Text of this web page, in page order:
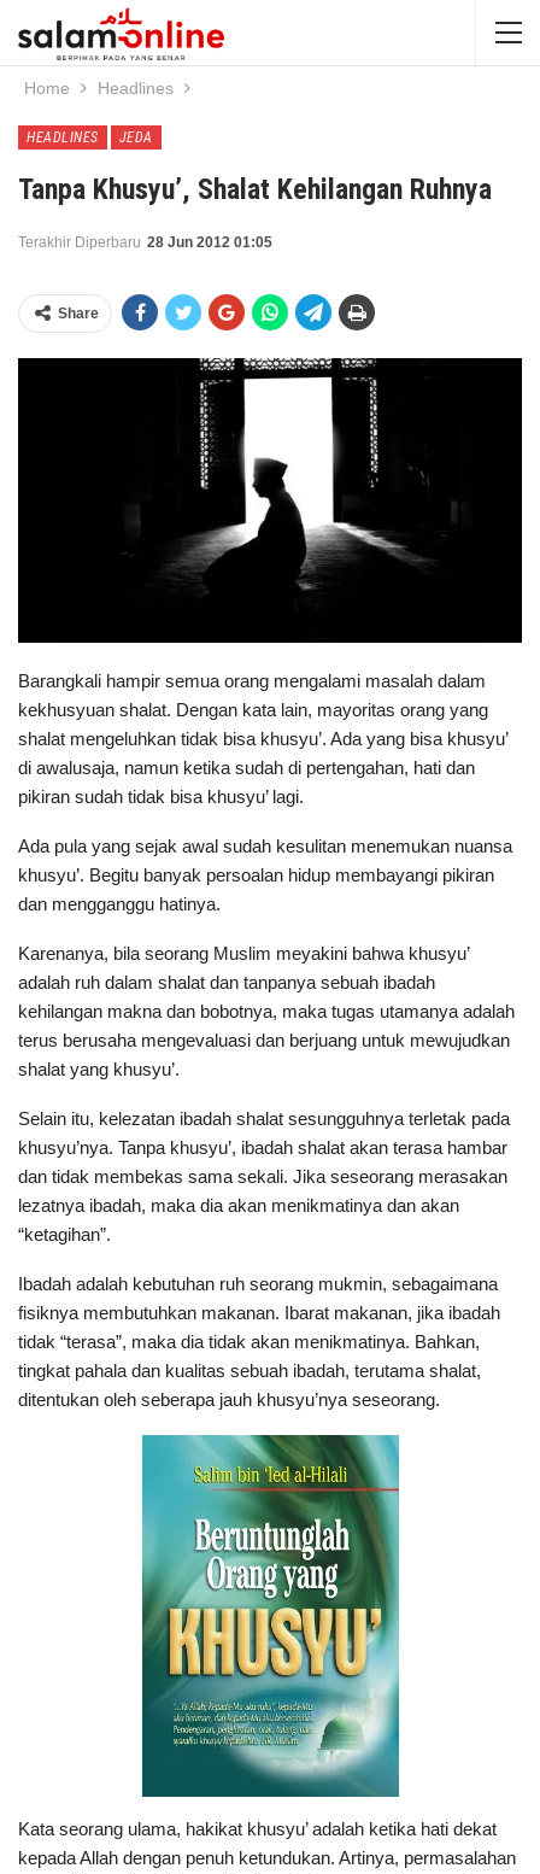
Home Headlines
HEADLINES JEDA
Tanpa Khusyu’, Shalat Kehilangan Ruhnya
Terakhir Diperbaru 28 Jun 2012 01:05
Share
Barangkali hampir semua orang mengalami masalah dalam
kekhusyuan shalat. Dengan kata lain, mayoritas orang yang
shalat mengeluhkan tidak bisa khusyu’. Ada yang bisa khusyu’
di awalusaja, namun ketika sudah di pertengahan, hati dan
pikiran sudah tidak bisa khusyu’ lagi.
Ada pula yang sejak awal sudah kesulitan menemukan nuansa
khusyu’. Begitu banyak persoalan hidup membayangi pikiran
dan mengganggu hatinya.
Karenanya, bila seorang Muslim meyakini bahwa khusyu’
adalah ruh dalam shalat dan tanpanya sebuah ibadah
kehilangan makna dan bobotnya, maka tugas utamanya adalah
terus berusaha mengevaluasi dan berjuang untuk mewujudkan
shalat yang khusyu’.
Selain itu, kelezatan ibadah shalat sesungguhnya terletak pada
khusyu’nya. Tanpa khusyu’, ibadah shalat akan terasa hambar
dan tidak membekas sama sekali. Jika seseorang merasakan
lezatnya ibadah, maka dia akan menikmatinya dan akan
“ketagihan”.
Ibadah adalah kebutuhan ruh seorang mukmin, sebagaimana
fisiknya membutuhkan makanan. Ibarat makanan, jika ibadah
tidak “terasa”, maka dia tidak akan menikmatinya. Bahkan,
tingkat pahala dan kualitas sebuah ibadah, terutama shalat,
ditentukan oleh seberapa jauh khusyu’nya seseorang.
Kata seorang ulama, hakikat khusyu’ adalah ketika hati dekat
kepada Allah dengan penuh ketundukan. Artinya, permasalahan